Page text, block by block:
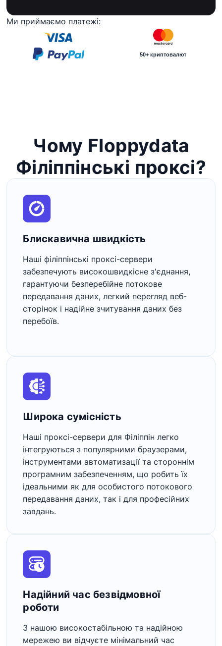
Ми приймаємо платежі:
50+ криптовалют
Чому Floppydata
Філіппінські проксі?
Блискавична швидкість
Наші філіппінські проксі-сервери
забезпечують високошвидкісне з'єднання,
гарантуючи безперебійне потокове
передавання даних, легкий перегляд веб-
сторінок і надійне зчитування даних без
перебоїв.
Широка сумісність
Наші проксі-сервери для Філіппін легко
інтегруються з популярними браузерами,
інструментами автоматизації та стороннім
програмним забезпеченням, що робить їх
ідеальними як для особистого потокового
передавання даних, так і для професійних
завдань.
Надійний час безвідмовної
роботи
З нашою високостабільною та надійною
мережею ви відчуєте мінімальний час